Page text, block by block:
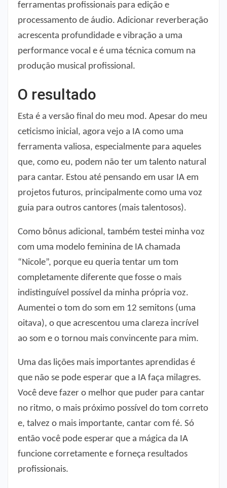
ferramentas profissionais para edição e
processamento de áudio. Adicionar reverberação
acrescenta profundidade e vibração a uma
performance vocal e é uma técnica comum na
produção musical profissional.
O resultado
Esta é a versão final do meu mod. Apesar do meu
ceticismo inicial, agora vejo a IA como uma
ferramenta valiosa, especialmente para aqueles
que, como eu, podem não ter um talento natural
para cantar. Estou até pensando em usar IA em
projetos futuros, principalmente como uma voz
guia para outros cantores (mais talentosos).
Como bônus adicional, também testei minha voz
com uma modelo feminina de IA chamada
“Nicole”, porque eu queria tentar um tom
completamente diferente que fosse o mais
indistinguível possível da minha própria voz.
Aumentei o tom do som em 12 semitons (uma
oitava), o que acrescentou uma clareza incrível
ao som e o tornou mais convincente para mim.
Uma das lições mais importantes aprendidas é
que não se pode esperar que a IA faça milagres.
Você deve fazer o melhor que puder para cantar
no ritmo, o mais próximo possível do tom correto
e, talvez o mais importante, cantar com fé. Só
então você pode esperar que a mágica da IA ​​
funcione corretamente e forneça resultados
profissionais.